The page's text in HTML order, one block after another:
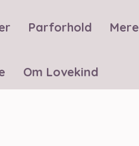
Parforhold Mere
Om Lovekind